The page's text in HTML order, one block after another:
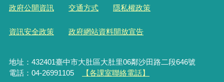
政府公開資訊 交通方式 隱私權政策
資訊安全政策 政府網站資料開放宣告
地址：432401臺中市大肚區大肚里06鄰沙田路二段646號
電話：04-26991105
【各課室聯絡電話】